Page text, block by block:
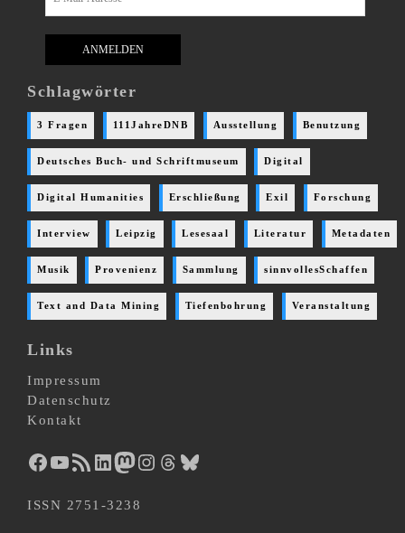
Schlagwörter
3 Fragen 111JahreDNB Ausstellung Benutzung
Deutsches Buch- und Schriftmuseum Digital
Digital Humanities Erschließung Exil Forschung
Interview Leipzig Lesesaal Literatur Metadaten
Musik Provenienz Sammlung sinnvollesSchaffen
Text and Data Mining Tiefenbohrung Veranstaltung
Links
Impressum
Datenschutz
Kontakt
Facebook YouTube RSS-Feed LinkedIn Mastodon Instagram Threads Bluesky
ISSN 2751-3238